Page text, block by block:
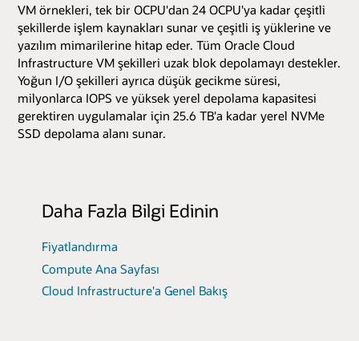
VM örnekleri, tek bir OCPU'dan 24 OCPU'ya kadar çeşitli
şekillerde işlem kaynakları sunar ve çeşitli iş yüklerine ve
yazılım mimarilerine hitap eder. Tüm Oracle Cloud
Infrastructure VM şekilleri uzak blok depolamayı destekler.
Yoğun I/O şekilleri ayrıca düşük gecikme süresi,
milyonlarca IOPS ve yüksek yerel depolama kapasitesi
gerektiren uygulamalar için 25.6 TB'a kadar yerel NVMe
SSD depolama alanı sunar.
Daha Fazla Bilgi Edinin
Fiyatlandırma
Compute Ana Sayfası
Cloud Infrastructure'a Genel Bakış